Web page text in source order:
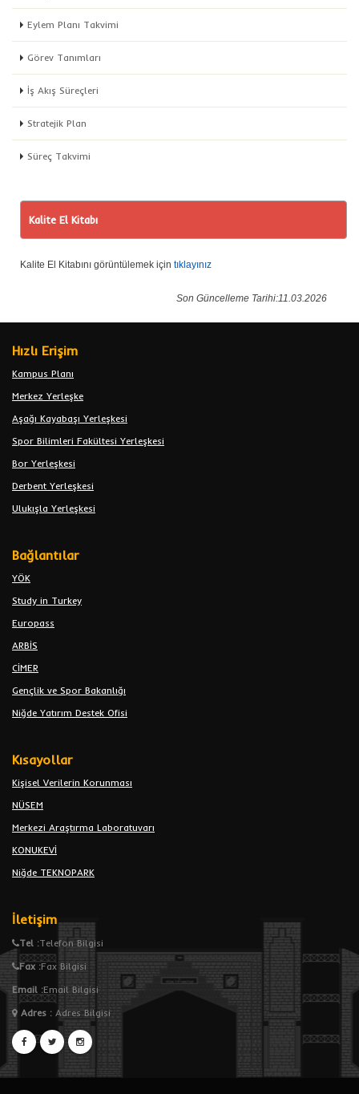
Eylem Planı Takvimi
Görev Tanımları
İş Akış Süreçleri
Stratejik Plan
Süreç Takvimi
Kalite El Kitabı
Kalite El Kitabını görüntülemek için tıklayınız
Son Güncelleme Tarihi:11.03.2026
Hızlı Erişim
Kampus Planı
Merkez Yerleşke
Aşağı Kayabaşı Yerleşkesi
Spor Bilimleri Fakültesi Yerleşkesi
Bor Yerleşkesi
Derbent Yerleşkesi
Ulukışla Yerleşkesi
Bağlantılar
YÖK
Study in Turkey
Europass
ARBİS
CİMER
Gençlik ve Spor Bakanlığı
Niğde Yatırım Destek Ofisi
Kısayollar
Kişisel Verilerin Korunması
NÜSEM
Merkezi Araştırma Laboratuvarı
KONUKEVİ
Niğde TEKNOPARK
İletişim
Tel :Telefon Bilgisi
Fax :Fax Bilgisi
Email :Email Bilgisi
Adres : Adres Bilgisi